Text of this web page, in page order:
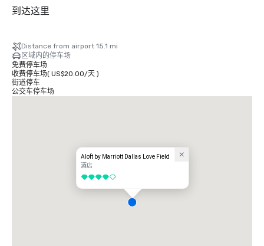
到达这里
Distance from airport 15.1 mi
区域内的停车场
免费停车场
收费停车场( US$20.00/天)
街道停车
公交车停车场
Aloft by Marriott Dallas Love Field
酒店
4/5